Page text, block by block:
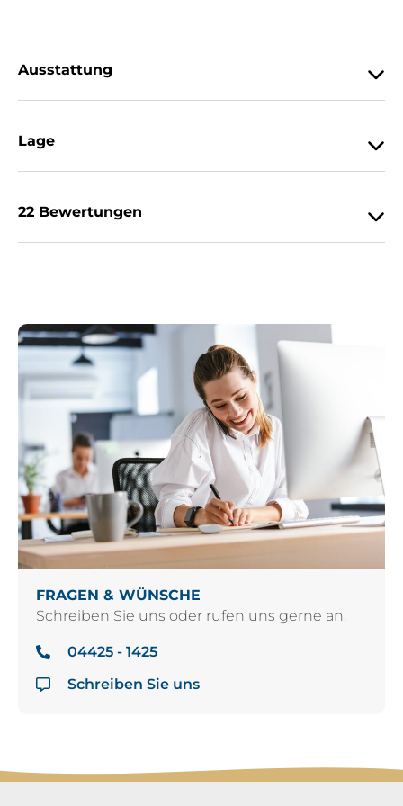
Ausstattung
Lage
22 Bewertungen
FRAGEN & WÜNSCHE
Schreiben Sie uns oder rufen uns gerne an.
04425 - 1425
Schreiben Sie uns